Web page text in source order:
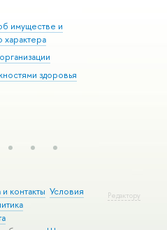
имуществе и
характера
здоровья
Редактору
контакты Условия